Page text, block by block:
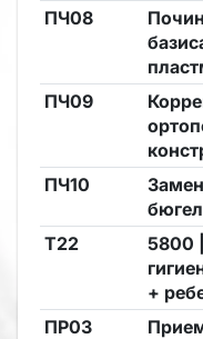
ПЧ08
ПЧ09
ПЧ10
Т22
5800
+
ПР03